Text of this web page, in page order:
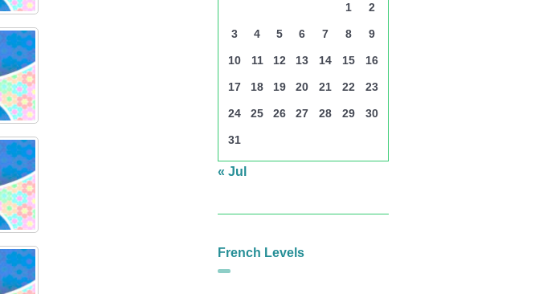
1 2
3 4 5 6 7 8 9
10 11 12 13 14 15 16
17 18 19 20 21 22 23
24 25 26 27 28 29 30
31
« Jul
French Levels